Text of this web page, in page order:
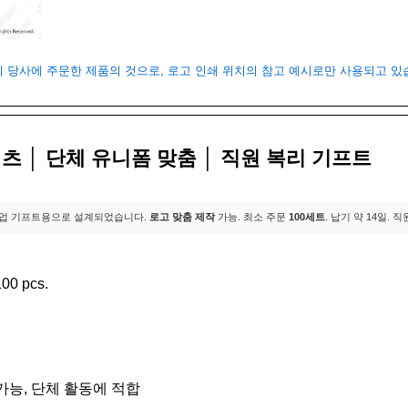
사에 주문한 제품의 것으로, 로고 인쇄 위치의 참고 예시로만 사용되고
│ 단체 유니폼 맞춤 │ 직원 복리 기프트
기프트용으로 설계되었습니다. 로고 맞춤 제작가능. 최소 주문100세트 . 납기 약 14일.
pcs.
능, 단체 활동에 적합